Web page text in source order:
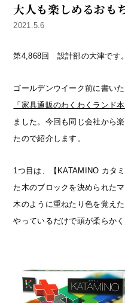
大人も楽しめるおも
2021.5.6
第4,868回 設計部の大津です。
ゴールデンウイーク前に書い
「家具通販のわくわくランド
ました。今回も同じ会社から
たので紹介します。
1つ目は、【KATAMINO カタ
た木のブロックを決められた
木のように重ねたり色を覚え
やっているだけで頭が柔らかく